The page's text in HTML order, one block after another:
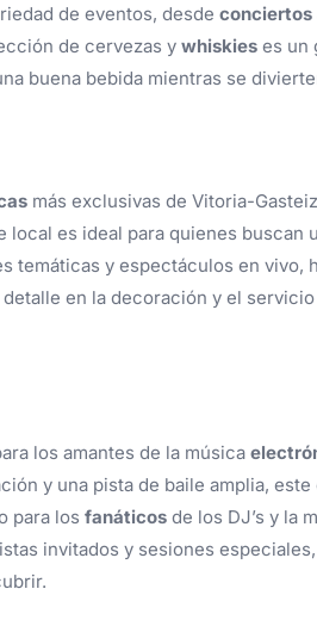
de eventos, desde conciertos
de cervezas y whiskies es un
buena bebida mientras se
más exclusivas de Vitoria-
local es ideal para quienes buscan
temáticas y espectáculos en vivo,
en la decoración y el
los amantes de la música
y una pista de baile amplia, este
para los fanáticos de los DJ’s y la
invitados y sesiones